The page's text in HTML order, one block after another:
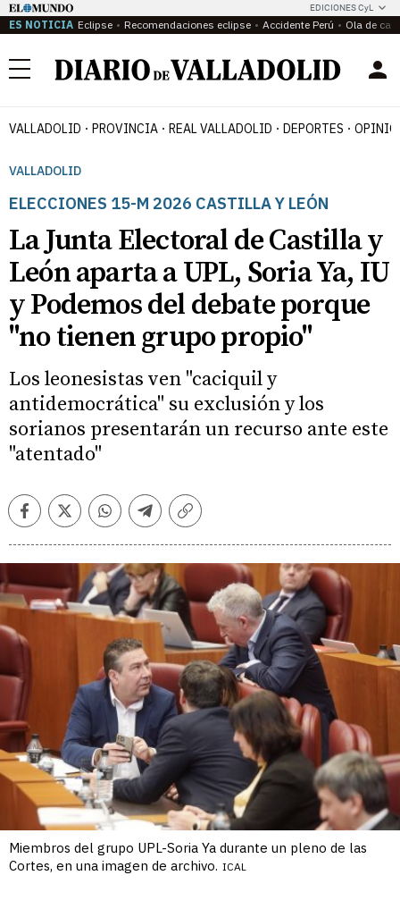
EDICIONES CyL
ES NOTICIA Eclipse Recomendaciones eclipse Accidente Perú Ola de
Menú
VALLADOLID PROVINCIA REAL VALLADOLID DEPORTES
VALLADOLID
ELECCIONES 15-M 2026 CASTILLA Y LEÓN
La Junta Electoral de Castilla y
León aparta a UPL, Soria Ya, IU
y Podemos del debate porque
"no tienen grupo propio"
Los leonesistas ven "caciquil y
antidemocrática" su exclusión y los
sorianos presentarán un recurso ante este
"atentado"
FacebookTwitterWhatsappTelegramCopiar
Miembros del grupo UPL-Soria Ya durante un pleno de las
Cortes, en una imagen de archivo. ICAL